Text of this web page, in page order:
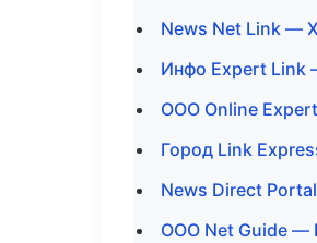
News Net Link —
Инфо Expert Link
ООО Online
Город Link
News Direct
ООО Net Guide —